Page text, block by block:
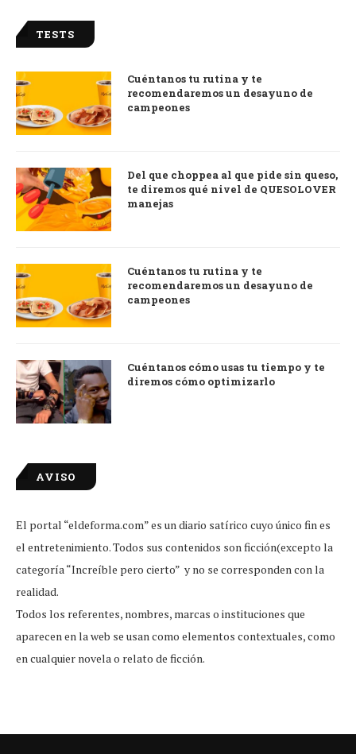
TESTS
Cuéntanos tu rutina y te
recomendaremos un desayuno de
campeones
Del que choppea al que pide sin queso,
te diremos qué nivel de QUESOLOVER
manejas
Cuéntanos tu rutina y te
recomendaremos un desayuno de
campeones
Cuéntanos cómo usas tu tiempo y te
diremos cómo optimizarlo
AVISO
El portal “eldeforma.com” es un diario satírico cuyo único fin es
el entretenimiento. Todos sus contenidos son ficción(excepto la
categoría “Increíble pero cierto” y no se corresponden con la
realidad.
Todos los referentes, nombres, marcas o instituciones que
aparecen en la web se usan como elementos contextuales, como
en cualquier novela o relato de ficción.